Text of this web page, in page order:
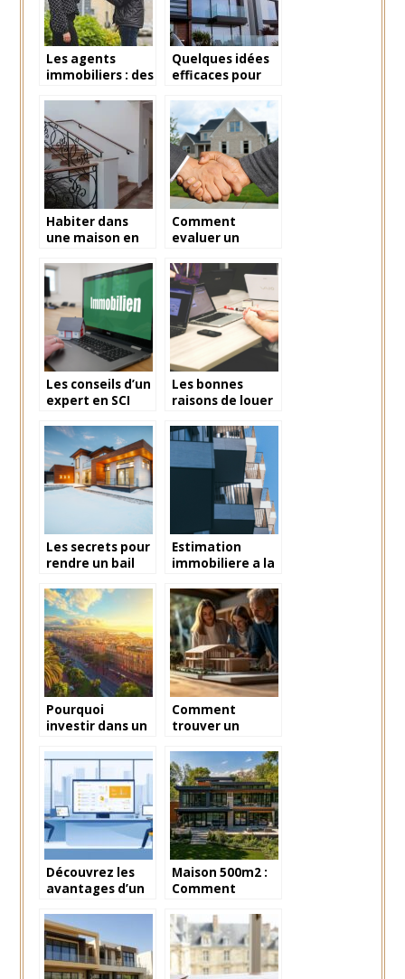
Les agents
immobiliers : des
premier choix
pour réussir une
vente
Quelques idées
efficaces pour
immobilier
Habiter dans
une maison en
qu’il faut savoir
Comment
evaluer un
vendre ?
Les conseils d’un
expert en SCI
Les bonnes
raisons de louer
bureau partage
Les secrets pour
rendre un bail
Estimation
immobiliere a la
elements
indispensables a
prendre en
compte
Pourquoi
investir dans un
cœur du marché
immobilier
dynamique de
Nice ?
Comment
trouver un
maison en
Vendée offrant
des avantages
exclusifs ?
Découvrez les
avantages d’un
immobilier
gratuit pour
votre site web
professionnel
Maison 500m2 :
Comment
piscine
interieure de
reve